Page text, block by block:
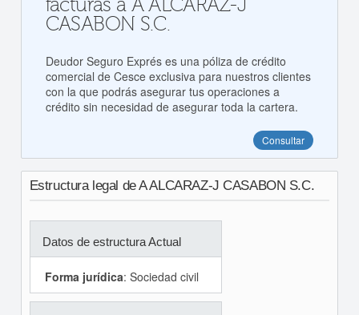
facturas a A ALCARAZ-J
CASABON S.C.
Deudor Seguro Exprés es una póliza de crédito
comercial de Cesce exclusiva para nuestros clientes
con la que podrás asegurar tus operaciones a
crédito sin necesidad de asegurar toda la cartera.
Consultar
Estructura legal de A ALCARAZ-J CASABON S.C.
Datos de estructura Actual
Forma jurídica: Sociedad civil